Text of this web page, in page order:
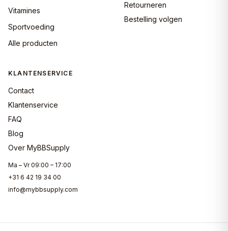
Vitamines
Sportvoeding
Alle producten
Retourneren
Bestelling volgen
KLANTENSERVICE
Contact
Klantenservice
FAQ
Blog
Over MyBBSupply
Ma – Vr 09:00 – 17:00
+31 6 42 19 34 00
info@mybbsupply.com